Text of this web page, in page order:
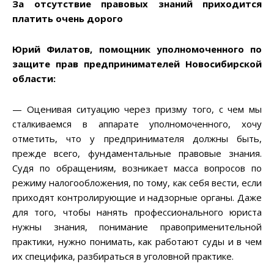
За отсутствие правовых знаний приходится
платить очень дорого
Юрий Филатов, помощник уполномоченного по
защите прав предпринимателей Новосибирской
области:
— Оценивая ситуацию через призму того, с чем мы
сталкиваемся в аппарате уполномоченного, хочу
отметить, что у предпринимателя должны быть,
прежде всего, фундаментальные правовые знания.
Судя по обращениям, возникает масса вопросов по
режиму налогообложения, по тому, как себя вести, если
приходят контролирующие и надзорные органы. Даже
для того, чтобы нанять профессионального юриста
нужны знания, понимание правоприменительной
практики, нужно понимать, как работают суды и в чем
их специфика, разбираться в уголовной практике.